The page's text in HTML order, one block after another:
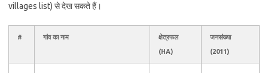
villages list) से देख सकते हैं।
# गांव का नाम
क्षेत्रफल
(HA)
जनसंख्या
(2011)